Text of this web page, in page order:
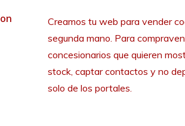
Creamos tu web para vender
segunda mano. Para
concesionarios que quieren
stock, captar contactos y no
solo de los portales.